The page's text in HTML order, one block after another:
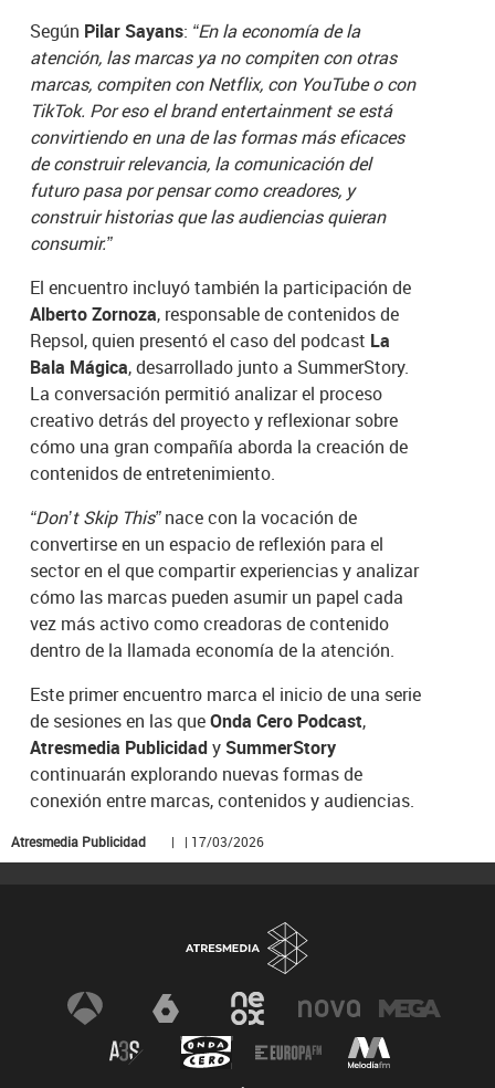
Según Pilar Sayans: “En la economía de la
atención, las marcas ya no compiten con otras
marcas, compiten con Netflix, con YouTube o con
TikTok. Por eso el brand entertainment se está
convirtiendo en una de las formas más eficaces
de construir relevancia, la comunicación del
futuro pasa por pensar como creadores, y
construir historias que las audiencias quieran
consumir.”
El encuentro incluyó también la participación de
Alberto Zornoza, responsable de contenidos de
Repsol, quien presentó el caso del podcast La
Bala Mágica, desarrollado junto a SummerStory.
La conversación permitió analizar el proceso
creativo detrás del proyecto y reflexionar sobre
cómo una gran compañía aborda la creación de
contenidos de entretenimiento.
“Don’t Skip This”nace con la vocación de
convertirse en un espacio de reflexión para el
sector en el que compartir experiencias y analizar
cómo las marcas pueden asumir un papel cada
vez más activo como creadoras de contenido
dentro de la llamada economía de la atención.
Este primer encuentro marca el inicio de una serie
de sesiones en las queOnda Cero Podcast,
Atresmedia Publicidady SummerStory
continuarán explorando nuevas formas de
conexión entre marcas, contenidos y audiencias.
Atresmedia Publicidad | | 17/03/2026